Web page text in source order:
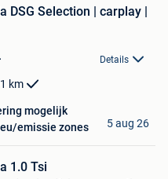
DSG Selection | carplay |
Details
km
mogelijk
emissie zones
5 aug 26
1.0 Tsi